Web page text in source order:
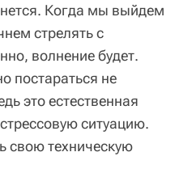
Когда мы выйдем
стрелять с
волнение будет.
постараться не
это естественная
ситуацию.
свою техническую